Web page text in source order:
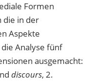
Formen
die in der
Aspekte
Analyse fünf
ausgemacht:
discours, 2.